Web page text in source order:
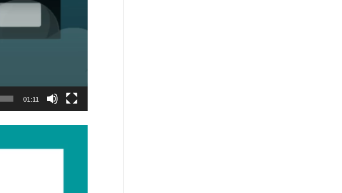
01:11